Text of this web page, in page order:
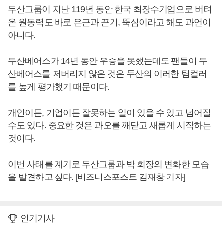
두산그룹이 지난 119년 동안 한국 최장수기업으로 버텨
온 원동력도 바로 은근과 끈기, 뚝심이라고 해도 과언이
아니다.
두산베어스가 14년 동안 우승을 못했는데도 팬들이 두
산베어스를 저버리지 않은 것은 두산의 이러한 팀컬러
를 높게 평가했기 때문이다.
개인이든, 기업이든 잘못하는 일이 있을 수 있고 넘어질
수도 있다. 중요한 것은 과오를 깨닫고 새롭게 시작하는
것이다.
이번 사태를 계기로 두산그룹과 박 회장의 변화한 모습
을 발견하고 싶다. [비즈니스포스트 김재창 기자]
인기기사